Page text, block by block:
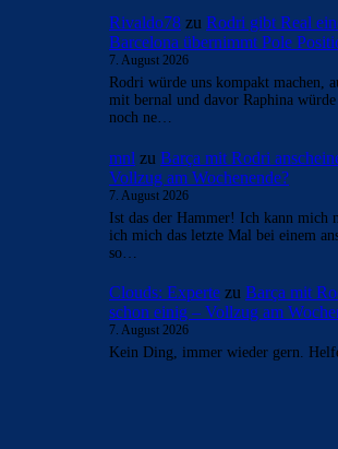
Rivaldo78 zu Rodri gibt Real
Barcelona übernimmt Pole
7. August 2026
Rodri würde uns kompakt machen,
mit bernal und davor Raphina
noch ne…
mnl zu Barça mit Rodri
Vollzug am Wochenende?
7. August 2026
Ist das der Hammer! Ich kann mich
ich mich das letzte Mal bei einem
so…
Clouds: Experte zu Barça mit
schon einig – Vollzug am
7. August 2026
Kein Ding, immer wieder gern.